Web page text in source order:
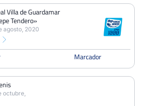
PARTIDOSGANADOS
7
SETS
10
JUEGOS GANADOS
Villa de Guardamar
Tendero»
agosto, 2020
Marcador
octubre,